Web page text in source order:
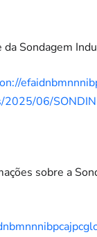
da Sondagem
2025/06/
sobre a